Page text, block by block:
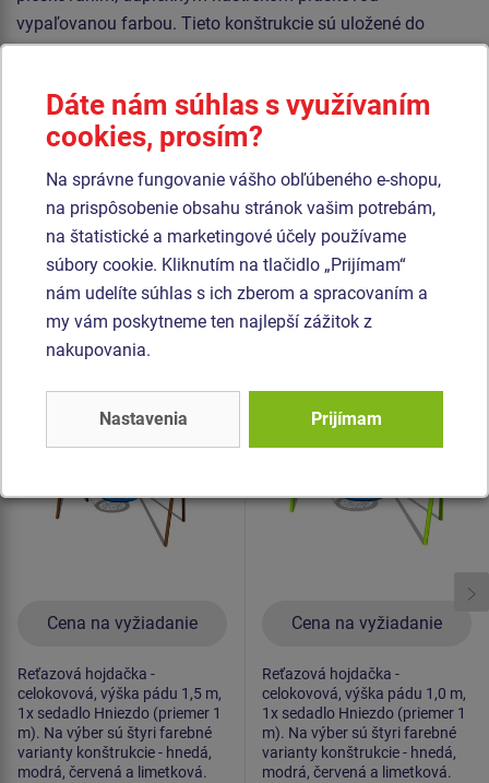
vypaľovanou farbou. Tieto konštrukcie sú uložené do
betónového lôžka.
Sedadlo „Hniezdo” je vyrobené z polypropylénového lana z
vysoko pevnostného vlákna. Závesné laná sú vyrobené z
materiálu HERKULES (16 mm lana z polypropylénu s
vnútorným oceľovým jadrom). Všetok spojovací materiál je
pozinkovaný alebo nerezový.
Podobnýtovar
Produkt - REH-6170K-15
Reťazová hojdačka
Hniezdo - celokovová
(v.p. 1,5 m)
Cena na vyžiadanie
Reťazová hojdačka -
celokovová, výška pádu 1,5 m,
1x sedadlo Hniezdo (priemer 1
m). Na výber sú štyri farebné
varianty konštrukcie - hnedá,
modrá, červená a limetková.
Produkt - REH-6170K-10
Hniezdo - celokovová
(v.p. 1 m)
Cena na vyžiadanie
Reťazová hojdačka -
celokovová, výška pádu 1,0 m,
1x sedadlo Hniezdo (priemer 1
m). Na výber sú štyri farebné
varianty konštrukcie - hnedá,
modrá, červená a limetková.
Dáte nám súhlas s využívaním
cookies, prosím?
Na správne fungovanie vášho obľúbeného e-shopu,
na prispôsobenie obsahu stránok vašim potrebám,
na štatistické a marketingové účely používame
súbory cookie. Kliknutím na tlačidlo „Prijímam“
nám udelíte súhlas s ich zberom a spracovaním a
my vám poskytneme ten najlepší zážitok z
nakupovania.
Nastavenia Prijímam